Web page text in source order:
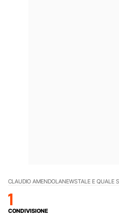
CLAUDIO AMENDOLANEWSTALE E QUALE
1
CONDIVISIONE